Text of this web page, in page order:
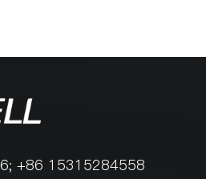
+86 15315284558